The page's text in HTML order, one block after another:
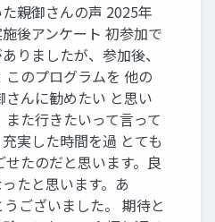
親御さんの声 2025年
後アンケート 初参加で
りましたが、参加後、
このプログラムを 他の
さんに勧めたい と思い
また⾏きたいって⾔って
実した時間を過 とても
たのだと思います。良
たと思います。あ
ございました。 期待と